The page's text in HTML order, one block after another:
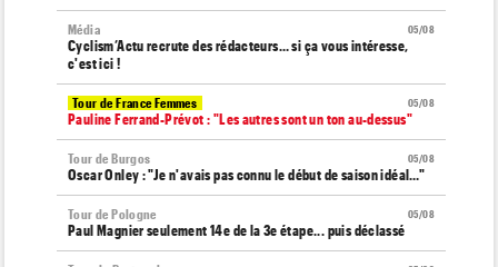
05/08
Média
Cyclism’Actu recrute des rédacteurs… si ça vous intéresse,
c'est ici !
05/08
Tour de France Femmes
Pauline Ferrand-Prévot : "Les autres sont un ton au-dessus"
05/08
Tour de Burgos
Oscar Onley : "Je n'avais pas connu le début de saison idéal…"
05/08
Tour de Pologne
Paul Magnier seulement 14e de la 3e étape... puis déclassé